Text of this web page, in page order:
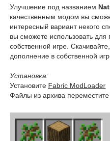
Улучшение под названием
качественным модом вы
интересный вариант некого
вы сможете использовать
собственной игре.
дополнение в собственной
Установка:
Установите Fabric ModLoader
Файлы из архива переместите